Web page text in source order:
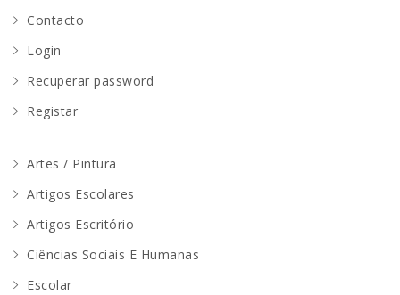
Contacto
Login
Recuperar password
Registar
Artes / Pintura
Artigos Escolares
Artigos Escritório
Ciências Sociais E Humanas
Escolar